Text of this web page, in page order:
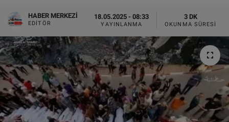
HABER MERKEZI
EDITÖR
18.05.2025 - 08:33
YAYINLANMA
3 DK
OKUNMA SÜRESI
VIDEO GALERİ
ALGEMENE VOORWAARDEN
CONTACT